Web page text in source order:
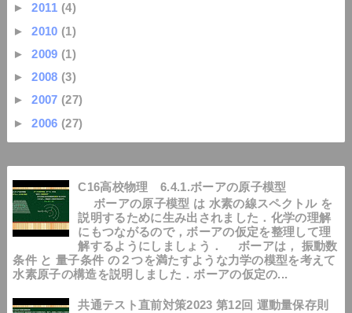
►2011 (4)
►2010 (1)
►2009 (1)
►2008 (3)
►2007 (27)
►2006 (27)
C16高校物理 6.4.1.ボーアの原子模型
ボーアの原子模型 は 水素の線スペクトル を
説明するために生み出されました．化学の理解
にもつながるので，ボーアの仮定を整理して理
解するようにしましょう． ボーアは， 振動数
条件 と 量子条件 の２つを満たすような力学の模型を考えて
水素原子の構造を説明しました．ボーアの仮定の...
共通テスト直前対策2023 第12回 運動量保存則